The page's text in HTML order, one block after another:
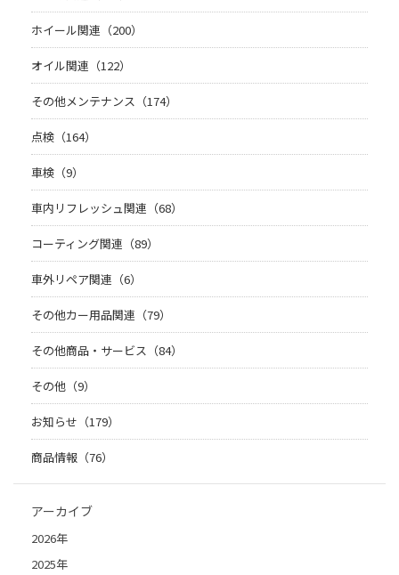
ホイール関連（200）
オイル関連（122）
その他メンテナンス（174）
点検（164）
車検（9）
車内リフレッシュ関連（68）
コーティング関連（89）
車外リペア関連（6）
その他カー用品関連（79）
その他商品・サービス（84）
その他（9）
お知らせ（179）
商品情報（76）
アーカイブ
2026年
2025年